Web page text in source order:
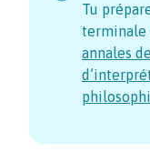
Tu
terminale
annales